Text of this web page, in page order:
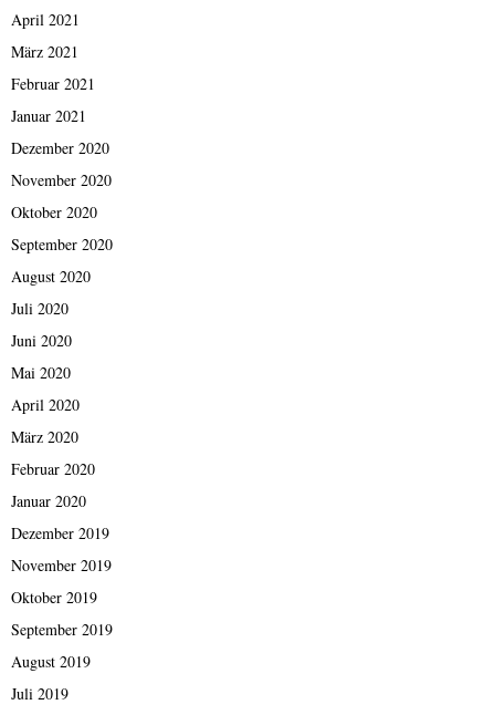
April 2021
März 2021
Februar 2021
Januar 2021
Dezember 2020
November 2020
Oktober 2020
September 2020
August 2020
Juli 2020
Juni 2020
Mai 2020
April 2020
März 2020
Februar 2020
Januar 2020
Dezember 2019
November 2019
Oktober 2019
September 2019
August 2019
Juli 2019